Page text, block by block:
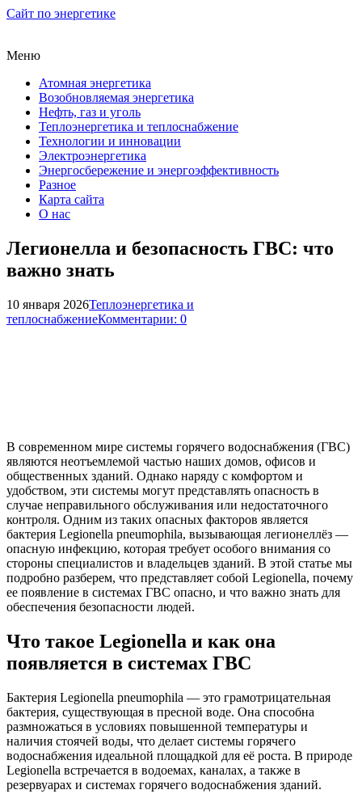
Сайт по энергетике
Меню
Атомная энергетика
Возобновляемая энергетика
Нефть, газ и уголь
Теплоэнергетика и теплоснабжение
Технологии и инновации
Электроэнергетика
Энергосбережение и энергоэффективность
Разное
Карта сайта
О нас
Легионелла и безопасность ГВС: что
важно знать
10 января 2026Теплоэнергетика и
теплоснабжениеКомментарии: 0
В современном мире системы горячего водоснабжения (ГВС)
являются неотъемлемой частью наших домов, офисов и
общественных зданий. Однако наряду с комфортом и
удобством, эти системы могут представлять опасность в
случае неправильного обслуживания или недостаточного
контроля. Одним из таких опасных факторов является
бактерия Legionella pneumophila, вызывающая легионеллёз —
опасную инфекцию, которая требует особого внимания со
стороны специалистов и владельцев зданий. В этой статье мы
подробно разберем, что представляет собой Legionella, почему
ее появление в системах ГВС опасно, и что важно знать для
обеспечения безопасности людей.
Что такое Legionella и как она
появляется в системах ГВС
Бактерия Legionella pneumophila — это грамотрицательная
бактерия, существующая в пресной воде. Она способна
размножаться в условиях повышенной температуры и
наличия стоячей воды, что делает системы горячего
водоснабжения идеальной площадкой для её роста. В природе
Legionella встречается в водоемах, каналах, а также в
резервуарах и системах горячего водоснабжения зданий.